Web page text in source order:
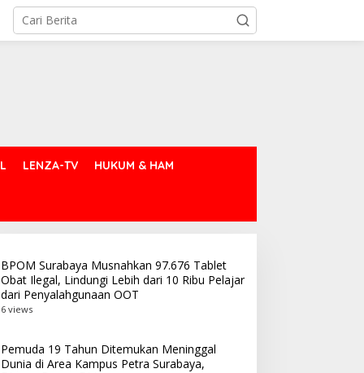
LENZA-TV HUKUM & HAM
BPOM Surabaya Musnahkan 97.676 Tablet
Obat Ilegal, Lindungi Lebih dari 10 Ribu Pelajar
dari Penyalahgunaan OOT
6 views
Pemuda 19 Tahun Ditemukan Meninggal
Dunia di Area Kampus Petra Surabaya,